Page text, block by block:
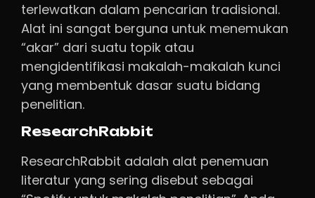
terlewatkan dalam pencarian tradisional.
Alat ini sangat berguna untuk menemukan
“akar” dari suatu topik atau
mengidentifikasi makalah-makalah kunci
yang membentuk dasar suatu bidang
penelitian.
ResearchRabbit
ResearchRabbit adalah alat penemuan
literatur yang sering disebut sebagai